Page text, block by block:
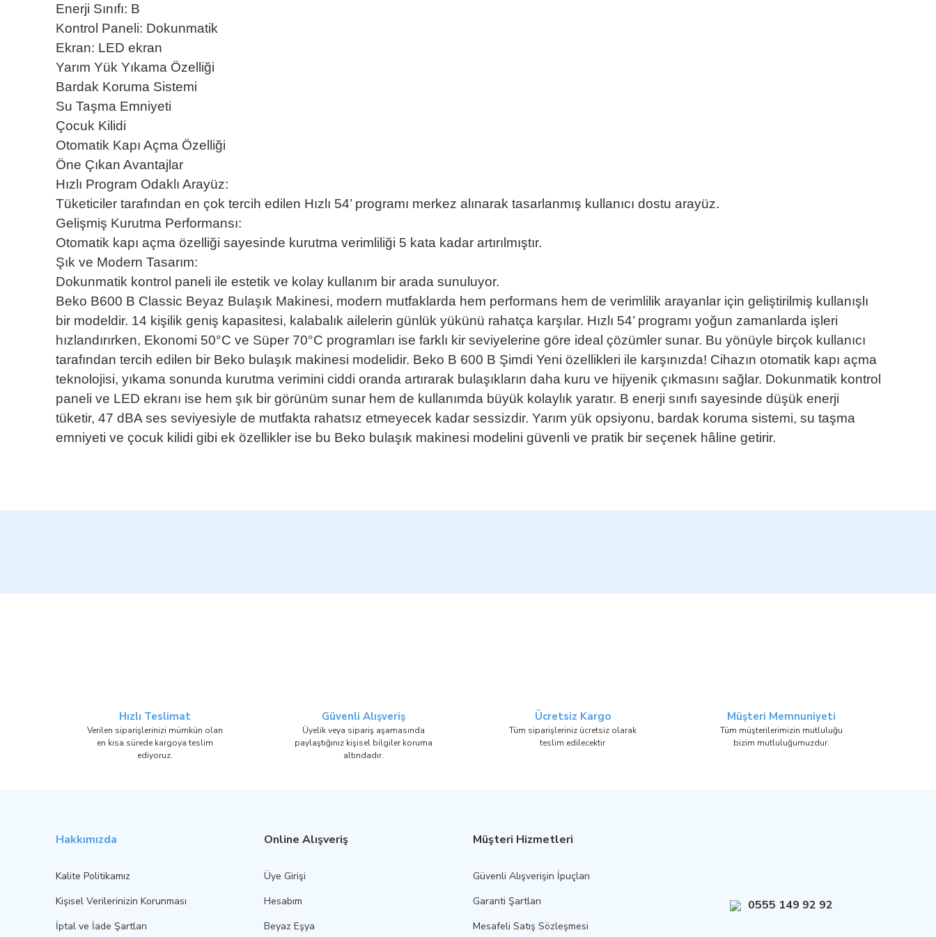
Enerji Sınıfı: B
Kontrol Paneli: Dokunmatik
Ekran: LED ekran
Yarım Yük Yıkama Özelliği
Bardak Koruma Sistemi
Su Taşma Emniyeti
Çocuk Kilidi
Otomatik Kapı Açma Özelliği
Öne Çıkan Avantajlar
Hızlı Program Odaklı Arayüz:
Tüketiciler tarafından en çok tercih edilen Hızlı 54’ programı merkez alınarak tasarlanmış kullanıcı dostu arayüz.
Gelişmiş Kurutma Performansı:
Otomatik kapı açma özelliği sayesinde kurutma verimliliği 5 kata kadar artırılmıştır.
Şık ve Modern Tasarım:
Dokunmatik kontrol paneli ile estetik ve kolay kullanım bir arada sunuluyor.
Beko B600 B Classic Beyaz Bulaşık Makinesi, modern mutfaklarda hem performans hem de verimlilik arayanlar için geliştirilmiş kullanışlı
bir modeldir. 14 kişilik geniş kapasitesi, kalabalık ailelerin günlük yükünü rahatça karşılar. Hızlı 54’ programı yoğun zamanlarda işleri
hızlandırırken, Ekonomi 50°C ve Süper 70°C programları ise farklı kir seviyelerine göre ideal çözümler sunar. Bu yönüyle birçok kullanıcı
tarafından tercih edilen bir Beko bulaşık makinesi modelidir. Beko B 600 B Şimdi Yeni özellikleri ile karşınızda! Cihazın otomatik kapı açma
teknolojisi, yıkama sonunda kurutma verimini ciddi oranda artırarak bulaşıkların daha kuru ve hijyenik çıkmasını sağlar. Dokunmatik kontrol
paneli ve LED ekranı ise hem şık bir görünüm sunar hem de kullanımda büyük kolaylık yaratır. B enerji sınıfı sayesinde düşük enerji
tüketir, 47 dBA ses seviyesiyle de mutfakta rahatsız etmeyecek kadar sessizdir. Yarım yük opsiyonu, bardak koruma sistemi, su taşma
emniyeti ve çocuk kilidi gibi ek özellikler ise bu Beko bulaşık makinesi modelini güvenli ve pratik bir seçenek hâline getirir.
Görüş ve önerileriniz için teşekkür ederiz.
Hızlı Teslimat
Verilen siparişlerinizi mümkün olan
en kısa sürede kargoya teslim
ediyoruz.
Güvenli Alışveriş
Üyelik veya sipariş aşamasında
paylaştığınız kişisel bilgiler koruma
altındadır.
Ücretsiz Kargo
Tüm siparişleriniz ücretsiz olarak
teslim edilecektir
Müşteri Memnuniyeti
Tüm müşterilerimizin mutluluğu
bizim mutluluğumuzdur.
Hakkımızda
Kalite Politikamız
Kişisel Verilerinizin Korunması
İptal ve İade Şartları
Online Alışveriş
Üye Girişi
Hesabım
Beyaz Eşya
Müşteri Hizmetleri
Güvenli Alışverişin İpuçları
Garanti Şartları
Mesafeli Satış Sözleşmesi
0555 149 92 92